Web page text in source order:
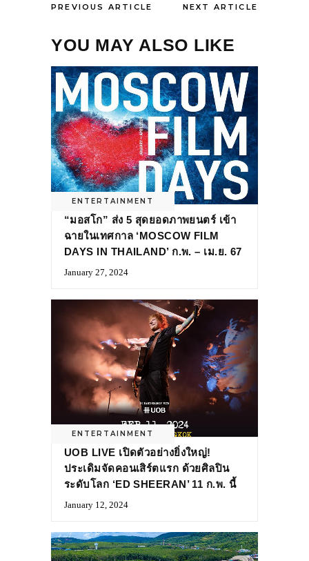
PREVIOUS ARTICLE NEXT ARTICLE
YOU MAY ALSO LIKE
ENTERTAINMENT
“มอสโก” ส่ง 5 สุดยอดภาพยนตร์ เข้า
ฉายในเทศกาล ‘MOSCOW FILM
DAYS IN THAILAND’ ก.พ. – เม.ย. 67
January 27, 2024
ENTERTAINMENT
UOB LIVE เปิดตัวอย่างยิ่งใหญ่!
ประเดิมจัดคอนเสิร์ตแรก ด้วยศิลปิน
ระดับโลก ‘ED SHEERAN’ 11 ก.พ. นี้
January 12, 2024